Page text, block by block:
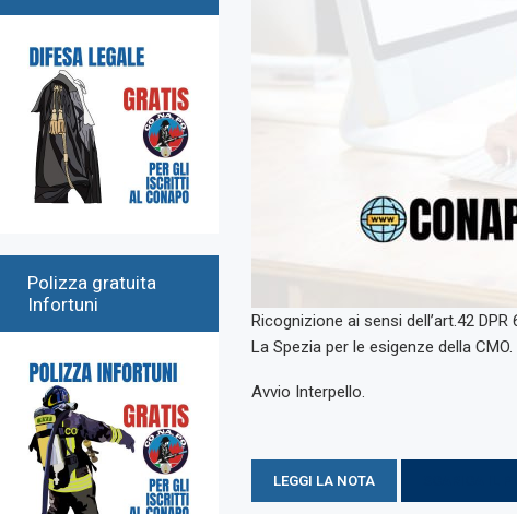
Ricognizione ai sensi dell’art.42
La Spezia per le esigenze della CMO.
Avvio Interpello.
LEGGI LA NOTA
Polizza gratuita
Infortuni